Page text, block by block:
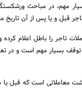
مهم، در مباحث
قبل و یا پس از آن
تعدادی از معاملات تاجر را
بسیار مهم است و در
معاملاتی است که قبل یا